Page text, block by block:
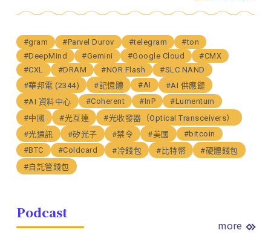
#gram #Parvel Durov #telegram
#ton
#DeepMind
#Gemini #Google Cloud
#CMX
#CXL
#DRAM #NOR Flash
#SLC NAND
#華邦電 (2344)
#記憶體 #AI
#AI 供應鏈
#AI 資料中心
#Coherent #InP
#Lumentum
#中國
#光互連
#光收發器（Optical Transceivers）
#光通訊
#矽光子 #禁令 #美國
#bitcoin
#BTC
#Coldcard #冷錢包 #比特幣
#硬體錢包
#自託管錢包
Podcast
more